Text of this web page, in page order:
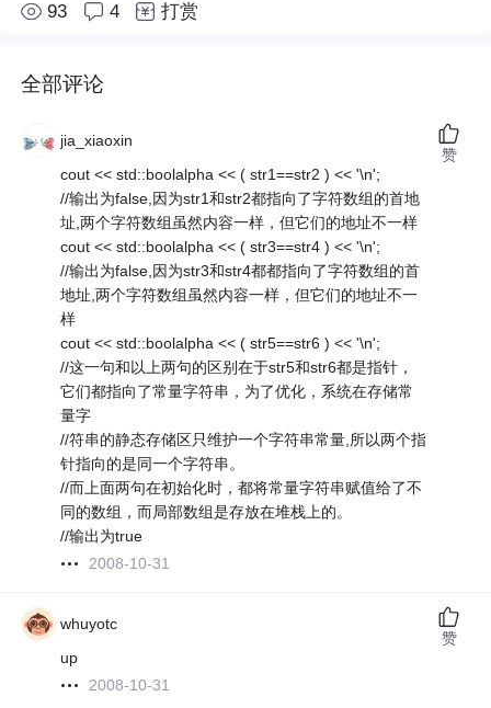
93 4 打赏
全部评论
jia_xiaoxin
cout << std::boolalpha << ( str1==str2 ) << '\n';
//输出为false,因为str1和str2都指向了字符数组的首地
址,两个字符数组虽然内容一样，但它们的地址不一样
cout << std::boolalpha << ( str3==str4 ) << '\n';
//输出为false,因为str3和str4都都指向了字符数组的首
地址,两个字符数组虽然内容一样，但它们的地址不一
样
cout << std::boolalpha << ( str5==str6 ) << '\n';
//这一句和以上两句的区别在于str5和str6都是指针，
它们都指向了常量字符串，为了优化，系统在存储常
量字
//符串的静态存储区只维护一个字符串常量,所以两个指
针指向的是同一个字符串。
//而上面两句在初始化时，都将常量字符串赋值给了不
同的数组，而局部数组是存放在堆栈上的。
//输出为true
2008-10-31
赞
whuyotc
up
2008-10-31
赞